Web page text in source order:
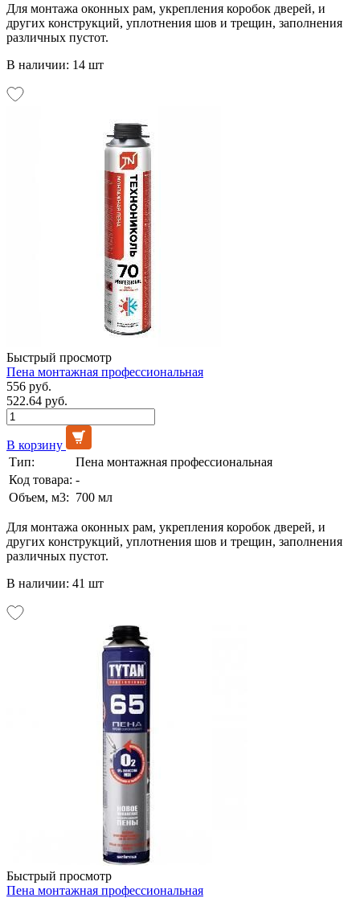
Для монтажа оконных рам, укрепления коробок дверей, и
других конструкций, уплотнения шов и трещин, заполнения
различных пустот.
В наличии: 14 шт
Быстрый просмотр
Пена монтажная профессиональная
556 руб.
522.64 руб.
В корзину
Тип:
Пена монтажная профессиональная
Код товара: -
Объем, м3: 700 мл
Для монтажа оконных рам, укрепления коробок дверей, и
других конструкций, уплотнения шов и трещин, заполнения
различных пустот.
В наличии: 41 шт
Быстрый просмотр
Пена монтажная профессиональная